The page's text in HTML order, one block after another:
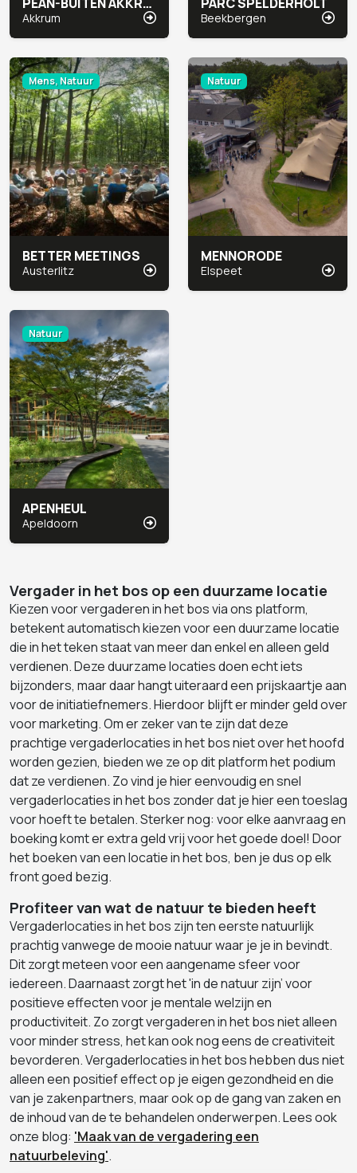
Akkrum Beekbergen
Mens, Natuur
BETTER MEETINGS
Austerlitz
Natuur
MENNORODE
Elspeet
Natuur
APENHEUL
Apeldoorn
Vergader in het bos op een duurzame locatie
Kiezen voor vergaderen in het bos via ons platform,
betekent automatisch kiezen voor een duurzame locatie
die in het teken staat van meer dan enkel en alleen geld
verdienen. Deze duurzame locaties doen echt iets
bijzonders, maar daar hangt uiteraard een prijskaartje aan
voor de initiatiefnemers. Hierdoor blijft er minder geld over
voor marketing. Om er zeker van te zijn dat deze
prachtige vergaderlocaties in het bos niet over het hoofd
worden gezien, bieden we ze op dit platform het podium
dat ze verdienen. Zo vind je hier eenvoudig en snel
vergaderlocaties in het bos zonder dat je hier een toeslag
voor hoeft te betalen. Sterker nog: voor elke aanvraag en
boeking komt er extra geld vrij voor het goede doel! Door
het boeken van een locatie in het bos, ben je dus op elk
front goed bezig.
Profiteer van wat de natuur te bieden heeft
Vergaderlocaties in het bos zijn ten eerste natuurlijk
prachtig vanwege de mooie natuur waar je je in bevindt.
Dit zorgt meteen voor een aangename sfeer voor
iedereen. Daarnaast zorgt het 'in de natuur zijn’ voor
positieve effecten voor je mentale welzijn en
productiviteit. Zo zorgt vergaderen in het bos niet alleen
voor minder stress, het kan ook nog eens de creativiteit
bevorderen. Vergaderlocaties in het bos hebben dus niet
alleen een positief effect op je eigen gezondheid en die
van je zakenpartners, maar ook op de gang van zaken en
de inhoud van de te behandelen onderwerpen. Lees ook
onze blog: 'Maak van de vergadering een
natuurbeleving'.